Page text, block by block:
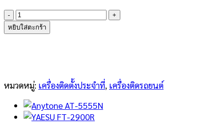
จำนวน
ICOM
IC-
หยิบใส่ตะกร้า
หมวดหมู่: เครื่องติดตั้งประจำที่, เครื่องติดรถยนต์